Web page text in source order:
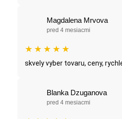
Magdalena Mrvova
pred 4 mesiacmi
★ ★ ★ ★ ★
skvely vyber tovaru, ceny,
Blanka Dzuganova
pred 4 mesiacmi